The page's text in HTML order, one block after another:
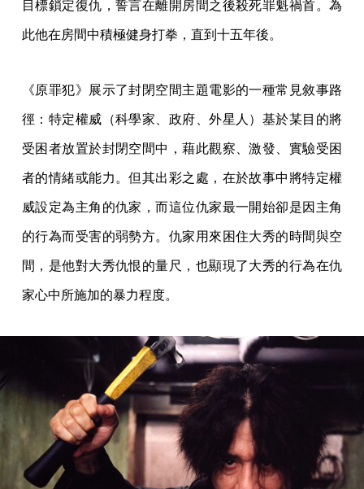
目標鎖定復仇，誓言在離開房間之後殺死罪魁禍首。為
此他在房間中積極健身打拳，直到十五年後。
《原罪犯》展示了封閉空間主題電影的一種常見敘事路
徑：特定權威（科學家、政府、外星人）基於某目的將
受困者放置於封閉空間中，藉此觀察、激發、實驗受困
者的情緒或能力。但其出彩之處，在於故事中將特定權
威設定為主角的仇家，而這位仇家最一開始卻是因主角
的行為而受害的弱勢方。仇家用來困住大秀的時間與空
間，是他對大秀仇恨的量尺，也顯現了大秀的行為在仇
家心中所施加的暴力程度。